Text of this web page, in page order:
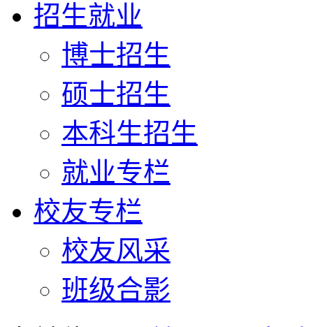
招生就业
博士招生
硕士招生
本科生招生
就业专栏
校友专栏
校友风采
班级合影